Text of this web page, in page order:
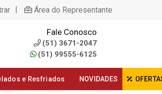
| Área do Representante
Fale Conosco
(51) 3671-2047
(51) 99555-6125
e Resfriados NOVIDADES